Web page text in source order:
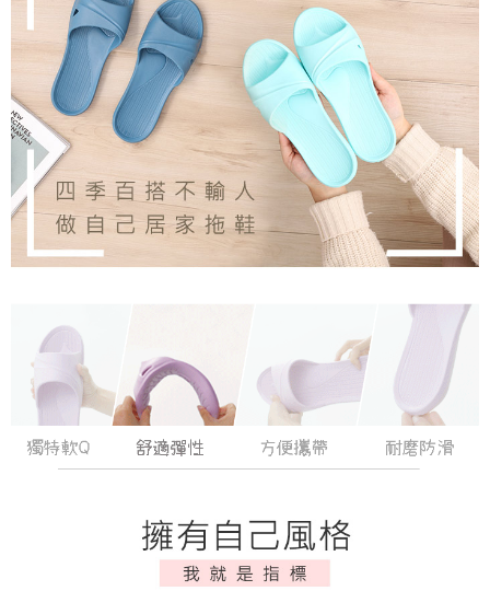
ATM／網路銀行／等多元方式進行付款，方視為交易完成。
※ 請注意：結帳手續完成當下不需立刻繳費，但若您需要取消訂單，請聯絡
購買商品的店家。未經商家同意取消之訂單仍視為有效，需透過AFTEE先享
後付繳納相關費用。
※ 交易是否成功請以「AFTEE先享後付 」之結帳頁面顯示為準，若有關於
是否繳費成功／繳費後需取消欲退款等相關疑問，請聯繫「AFTEE先享後付
客戶支援中心」https://netprotections.freshdesk.com/support/home
【注意事項】
１．透過由恩沛科技股份有限公司提供之「AFTEE先享後付」服務完成之交
易，需依本服務之必要範圍內提供個人資料，並將交易相關給付款項請求債
權轉讓予恩沛科技股份有限公司。
２．關於個人資料處理事宜，請瀏覽以下網址：
https://aftee.tw/terms/#terms3
「AFTEE先享後付」，若未經同意申辦者引起之損失，本公司不負相關責
４．使用「AFTEE先享後付」時，將依據個別帳號之用戶狀況，依本公司即
時審查核予不同之上限額度；若仍有額度不足之情形，本公司將視審查結果
請求用戶進行身份認證。
５．嚴禁一人註冊多個帳號或使用他人資訊註冊。若發現惡意使用之情形，
恩沛科技股份有限公司將有權停止該用戶之使用額度並採取法律行動。
7-11取貨付款
每筆NT$80，滿NT$490(含以上)免運費
付款後 7-11取貨
每筆NT$80，滿NT$490(含以上)免運費
宅配
每筆NT$80，滿NT$490(含以上)免運費
離島宅配
每筆NT$150，滿NT$800(含以上)免運費